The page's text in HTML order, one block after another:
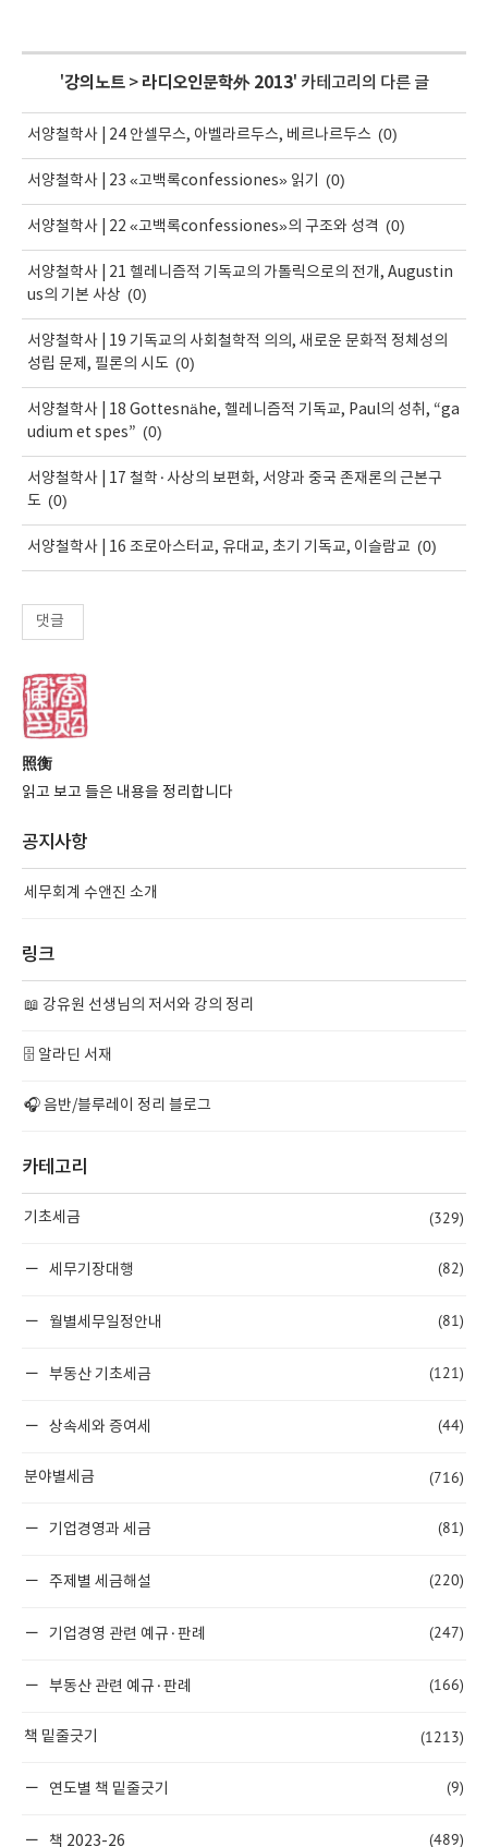
'강의노트> 라디오인문학外 2013' 카테고리의 다른 글
서양철학사 | 24 안셀무스, 아벨라르두스, 베르나르두스 (0)
서양철학사 | 23 «고백록confessiones» 읽기 (0)
서양철학사 | 22 «고백록confessiones»의 구조와 성격 (0)
서양철학사 | 21 헬레니즘적 기독교의 가톨릭으로의 전개, Augustin
us의 기본 사상 (0)
서양철학사 | 19 기독교의 사회철학적 의의, 새로운 문화적 정체성의
성립 문제, 필론의 시도 (0)
서양철학사 | 18 Gottesnähe, 헬레니즘적 기독교, Paul의 성취, “ga
udium et spes” (0)
서양철학사 | 17 철학·사상의 보편화, 서양과 중국 존재론의 근본구
도 (0)
서양철학사 | 16 조로아스터교, 유대교, 초기 기독교, 이슬람교 (0)
댓글
照衡
읽고 보고 들은 내용을 정리합니다
공지사항
세무회계 수앤진 소개
링크
📖 강유원 선생님의 저서와 강의 정리
🗄️ 알라딘 서재
🎧 음반/블루레이 정리 블로그
카테고리
기초세금 (329)
세무기장대행 (82)
월별세무일정안내 (81)
부동산 기초세금 (121)
상속세와 증여세 (44)
분야별세금 (716)
기업경영과 세금 (81)
주제별 세금해설 (220)
기업경영 관련 예규·판례 (247)
부동산 관련 예규·판례 (166)
책 밑줄긋기 (1213)
연도별 책 밑줄긋기 (9)
책 2023-26 (489)